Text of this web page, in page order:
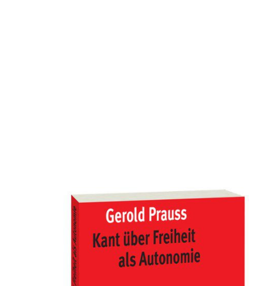
Kant über Freiheit als Autonomie
Zur Wunschliste hinzufügen
Gerold Prauss